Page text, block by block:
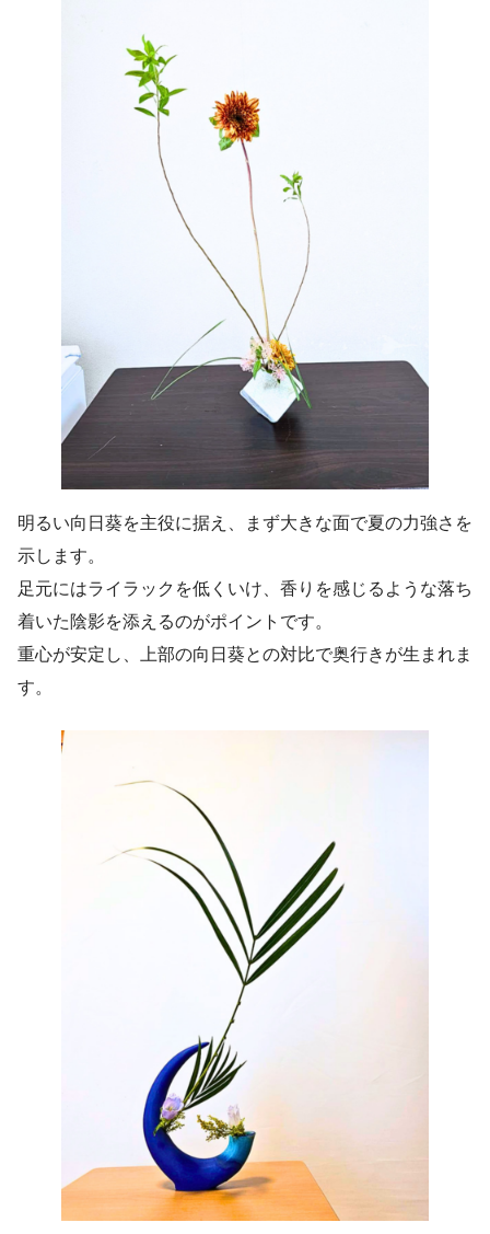
明るい向日葵を主役に据え、まず大きな面で夏の力強さを
示します。
足元にはライラックを低くいけ、香りを感じるような落ち
着いた陰影を添えるのがポイントです。
重心が安定し、上部の向日葵との対比で奥行きが生まれま
す。